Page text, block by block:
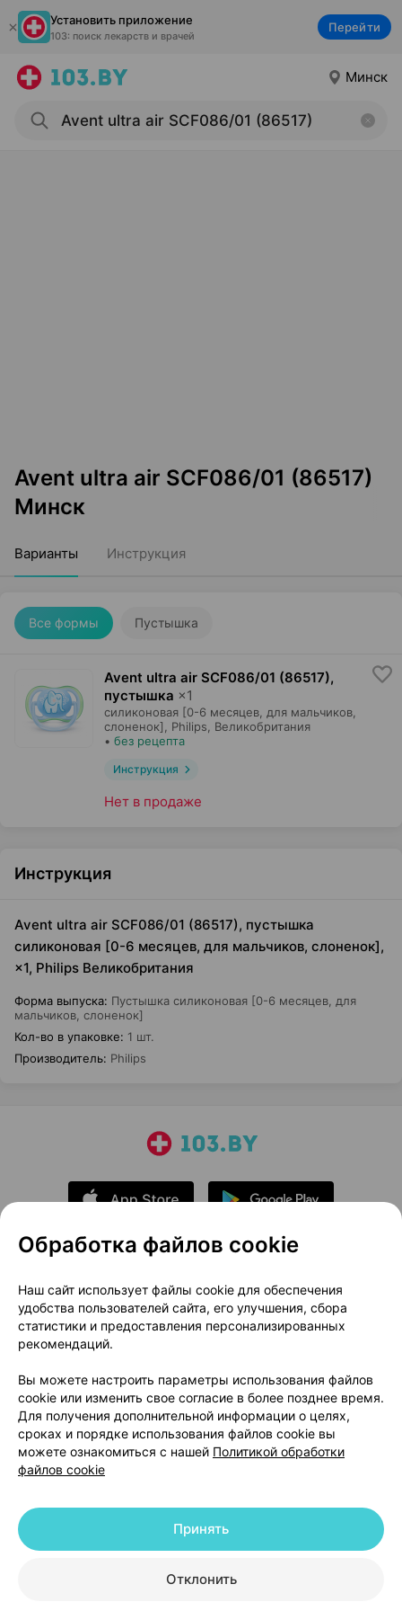
Установить приложение
103: поиск лекарств и врачей
Перейти
Минск
Avent ultra air SCF086/01 (86517)
Минск
Варианты Инструкция
Все формы Пустышка
Avent ultra air SCF086/01 (86517),
пустышка ×1
силиконовая [0-6 месяцев, для мальчиков,
слоненок],
Philips , Великобритания
• без рецепта
Инструкция
Нет в продаже
Инструкция
Avent ultra air SCF086/01 (86517), пустышка
силиконовая [0-6 месяцев, для мальчиков, слоненок],
×1, Philips Великобритания
Форма выпуска: Пустышка силиконовая [0-6 месяцев, для
мальчиков, слоненок]
Кол-во в упаковке: 1 шт.
Производитель: Philips
О проекте
Новости проекта
Размещение рекламы
Медицинский маркетинг
Публичный договор
Доставка
Способы оплаты
Вакансии
Партнеры
Написать руководителю 103.by
Написать в поддержку
Персональные настройки Cookie
© 2026 ООО «Артокс Лаб», УНП 191700409 | 220012, Республика Беларусь,
+375 291212755
Обработка файлов cookie
Наш сайт использует файлы cookie для обеспечения
удобства пользователей сайта, его улучшения, сбора
статистики и предоставления персонализированных
рекомендаций.
Вы можете настроить параметры использования файлов
cookie или изменить свое согласие в более позднее время.
Для получения дополнительной информации о целях,
сроках и порядке использования файлов cookie вы
можете ознакомиться с нашей Политикой обработки
файлов cookie
Отклонить
Принять